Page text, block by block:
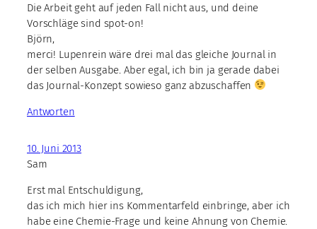
Die Arbeit geht auf jeden Fall nicht aus, und deine
Vorschläge sind spot-on!
Björn,
merci! Lupenrein wäre drei mal das gleiche Journal in
der selben Ausgabe. Aber egal, ich bin ja gerade dabei
das Journal-Konzept sowieso ganz abzuschaffen
Antworten
10. Juni 2013
Sam
Erst mal Entschuldigung,
das ich mich hier ins Kommentarfeld einbringe, aber ich
habe eine Chemie-Frage und keine Ahnung von Chemie.